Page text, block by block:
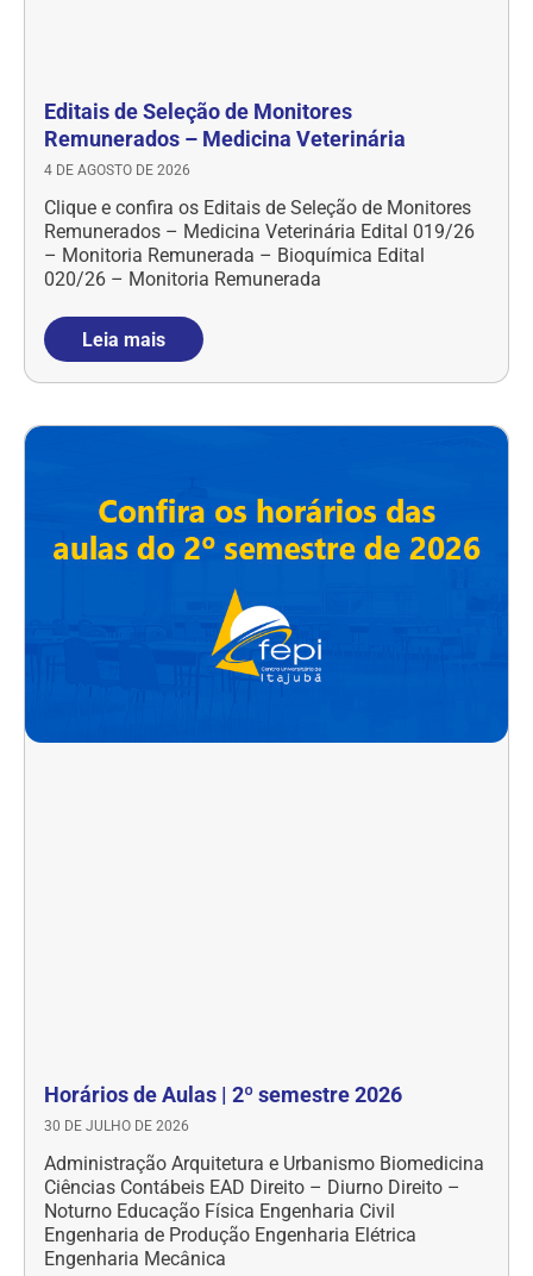
Editais de Seleção de Monitores
Remunerados – Medicina Veterinária
4 DE AGOSTO DE 2026
Clique e confira os Editais de Seleção de Monitores
Remunerados – Medicina Veterinária Edital 019/26
– Monitoria Remunerada – Bioquímica Edital
020/26 – Monitoria Remunerada
Leia mais
Horários de Aulas | 2º semestre 2026
30 DE JULHO DE 2026
Administração Arquitetura e Urbanismo Biomedicina
Ciências Contábeis EAD Direito – Diurno Direito –
Noturno Educação Física Engenharia Civil
Engenharia de Produção Engenharia Elétrica
Engenharia Mecânica